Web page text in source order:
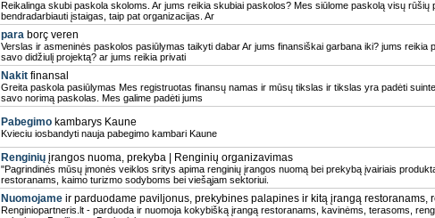
Reikalinga skubi paskola skoloms. Ar jums reikia skubiai paskolos? Mes siūlome paskolą visų rūšių
bendradarbiauti įstaigas, taip pat organizacijas. Ar
para borç veren
Verslas ir asmeninės paskolos pasiūlymas taikyti dabar Ar jums finansiškai garbana iki? jums reikia
savo didžiulį projektą? ar jums reikia privati
Nakit finansal
Greita paskola pasiūlymas Mes registruotas finansų namas ir mūsų tikslas ir tikslas yra padėti
savo norimą paskolas. Mes galime padėti jums
Pabegimo kambarys Kaune
Kvieciu iosbandyti nauja pabegimo kambari Kaune
Renginių įrangos nuoma, prekyba | Renginių organizavimas
"Pagrindinės mūsų įmonės veiklos sritys apima renginių įrangos nuomą bei prekybą įvairiais
restoranams, kaimo turizmo sodyboms bei viešąjam sektoriui.
Nuomojame ir parduodame paviljonus, prekybines palapines ir kitą įrangą restoranams,
Renginiopartneris.lt - parduoda ir nuomoja kokybišką įrangą restoranams, kavinėms, terasoms,